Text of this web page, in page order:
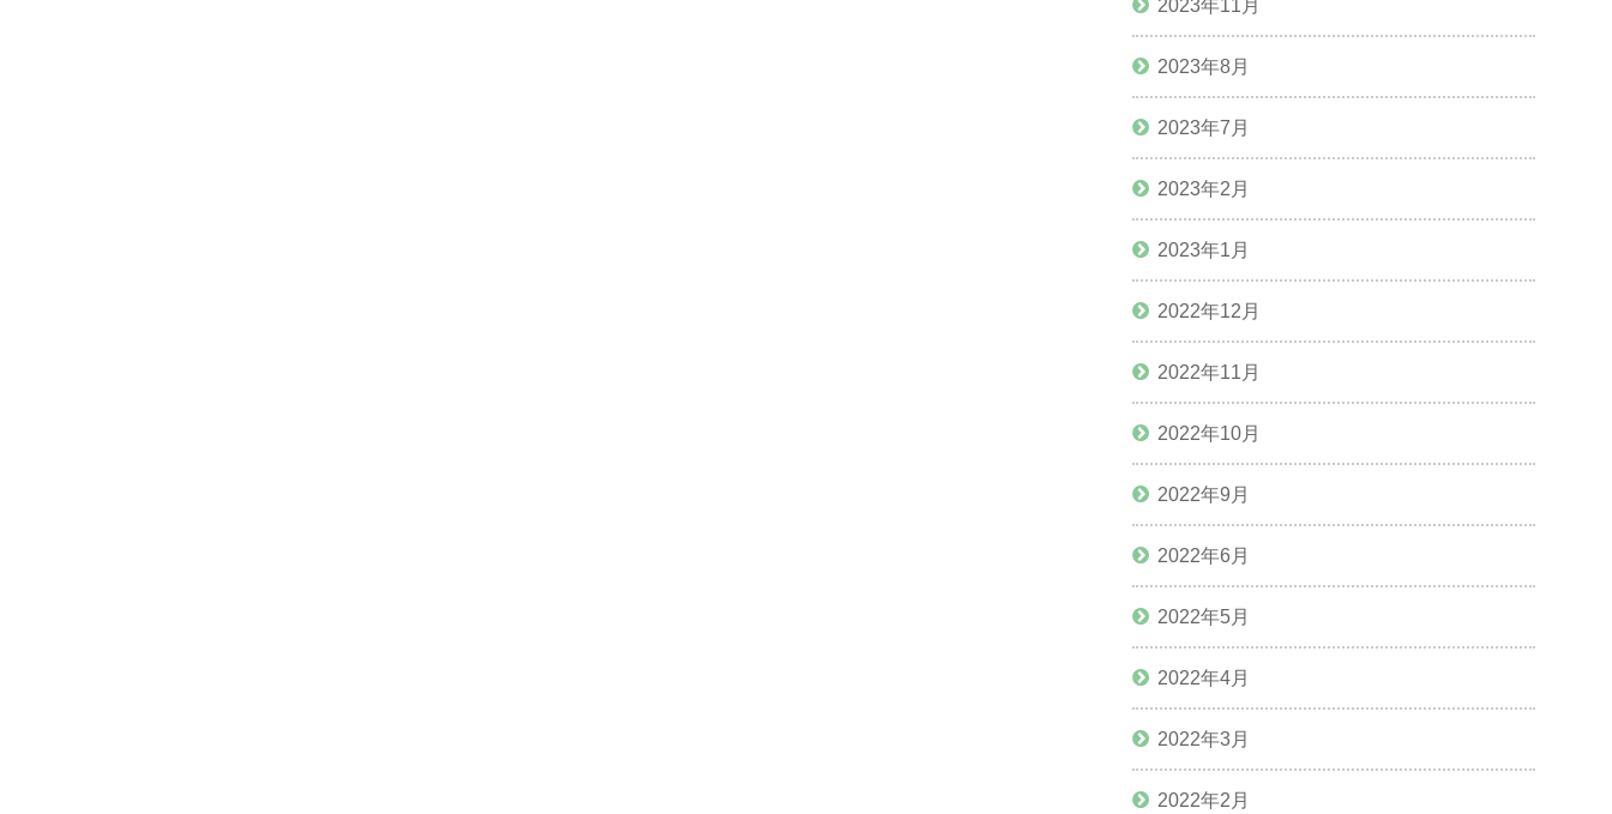
2023年11月
2023年8月
2023年7月
2023年2月
2023年1月
2022年12月
2022年11月
2022年10月
2022年9月
2022年6月
2022年5月
2022年4月
2022年3月
2022年2月